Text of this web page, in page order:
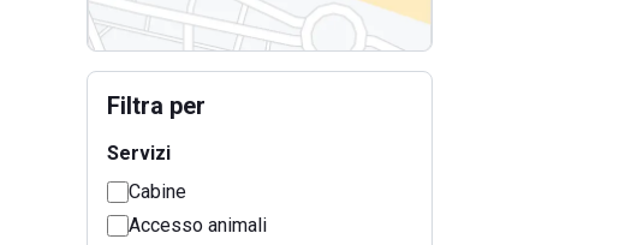
Filtra per
Servizi
Cabine
Accesso animali